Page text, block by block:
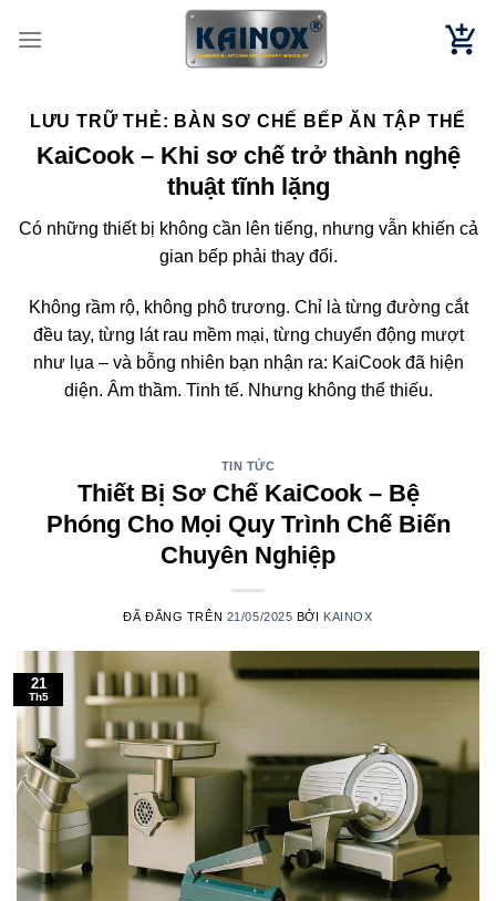
đến
LƯU TRỮ THẺ: BÀN SƠ CHẾ BẾP ĂN TẬP THỂ
KaiCook – Khi sơ chế trở thành nghệ
thuật tĩnh lặng
Có những thiết bị không cần lên tiếng, nhưng vẫn khiến cả
gian bếp phải thay đổi.
Không rầm rộ, không phô trương. Chỉ là từng đường cắt
đều tay, từng lát rau mềm mại, từng chuyển động mượt
như lụa – và bỗng nhiên bạn nhận ra: KaiCook đã hiện
diện. Âm thầm. Tinh tế. Nhưng không thể thiếu.
TIN TỨC
Thiết Bị Sơ Chế KaiCook – Bệ
Phóng Cho Mọi Quy Trình Chế Biến
Chuyên Nghiệp
ĐÃ ĐĂNG TRÊN 21/05/2025 BỞI KAINOX
21
Th5